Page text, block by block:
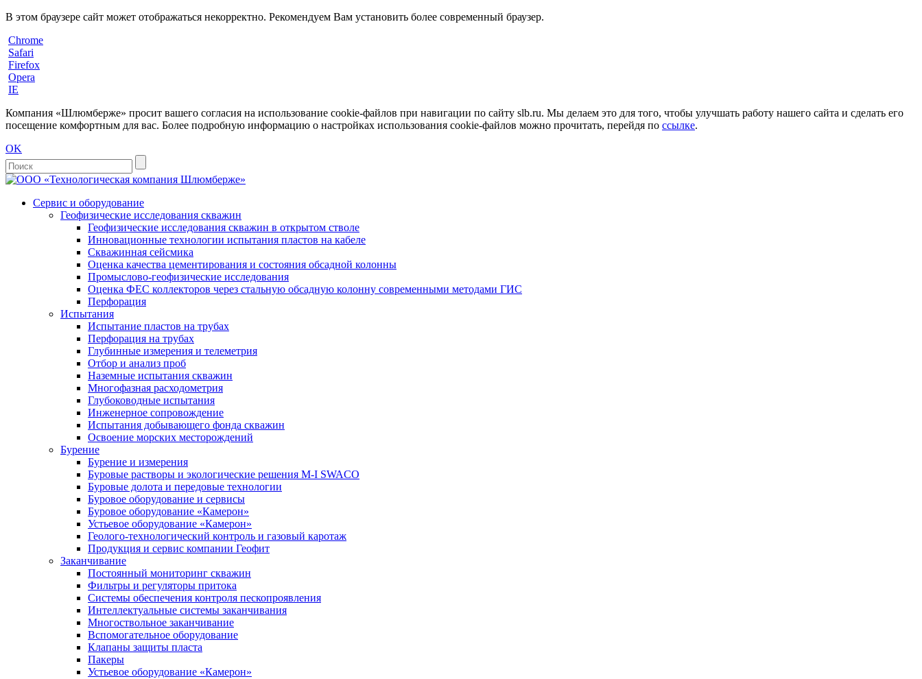
В этом браузере сайт может отображаться некорректно. Рекомендуем Вам установить более современный браузер.
Chrome
Safari
Firefox
Opera
IE
Компания «Шлюмберже» просит вашего согласия на использование cookie-файлов при навигации по сайту slb.ru. Мы делаем это для того, чтобы улучшать работу нашего сайта и сделать его
посещение комфортным для вас. Более подробную информацию о настройках использования cookie-файлов можно прочитать, перейдя по ссылке.
OK
Сервис и оборудование
Геофизические исследования скважин
Геофизические исследования скважин в открытом стволе
Инновационные технологии испытания пластов на кабеле
Скважинная сейсмика
Оценка качества цементирования и состояния обсадной колонны
Промыслово-геофизические исследования
Оценка ФЕС коллекторов через стальную обсадную колонну современными методами ГИС
Перфорация
Испытания
Испытание пластов на трубах
Перфорация на трубах
Глубинные измерения и телеметрия
Отбор и анализ проб
Наземные испытания скважин
Многофазная расходометрия
Глубоководные испытания
Инженерное сопровождение
Испытания добывающего фонда скважин
Освоение морских месторождений
Бурение
Бурение и измерения
Буровые растворы и экологические решения M-I SWACO
Буровые долота и передовые технологии
Буровое оборудование и сервисы
Буровое оборудование «Камерон»
Устьевое оборудование «Камерон»
Геолого-технологический контроль и газовый каротаж
Продукция и сервис компании Геофит
Заканчивание
Постоянный мониторинг скважин
Фильтры и регуляторы притока
Cистемы обеспечения контроля пескопроявления
Интеллектуальные системы заканчивания
Многоствольное заканчивание
Вспомогательное оборудование
Клапаны защиты пласта
Пакеры
Устьевое оборудование «Камерон»